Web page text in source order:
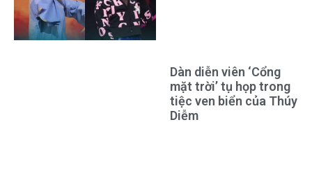
Dàn diễn viên ‘Cổng
mặt trời’ tụ họp trong
tiệc ven biển của Thúy
Diễm